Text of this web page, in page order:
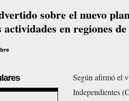
sobre el nuevo
actividades en regiones
Según afirmó el
Independientes